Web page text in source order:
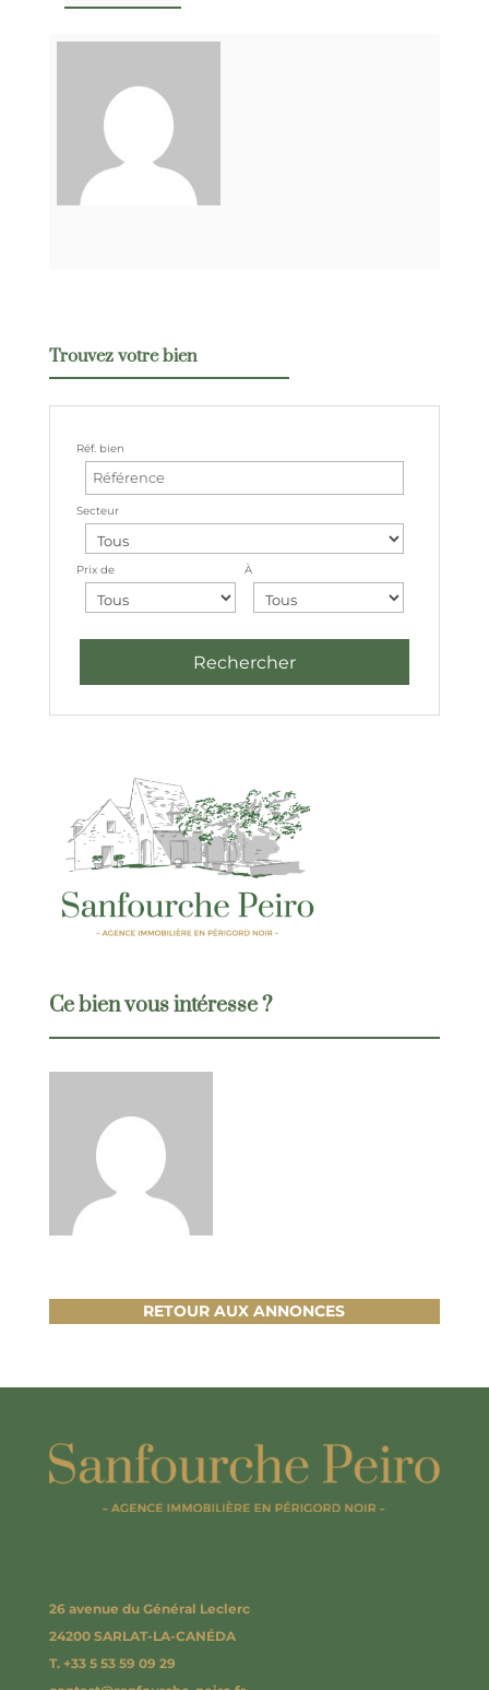
Trouvez votre bien
Réf. bien
Secteur
Prix de À
Ce bien vous intéresse ?
RETOUR AUX ANNONCES
26 avenue du Général Leclerc
24200 SARLAT-LA-CANÉDA
T. +33 5 53 59 09 29